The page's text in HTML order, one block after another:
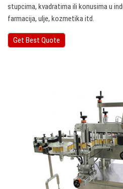
stupcima, kvadratima ili konusima u
farmacija, ulje, kozmetika itd.
Get Best Quote